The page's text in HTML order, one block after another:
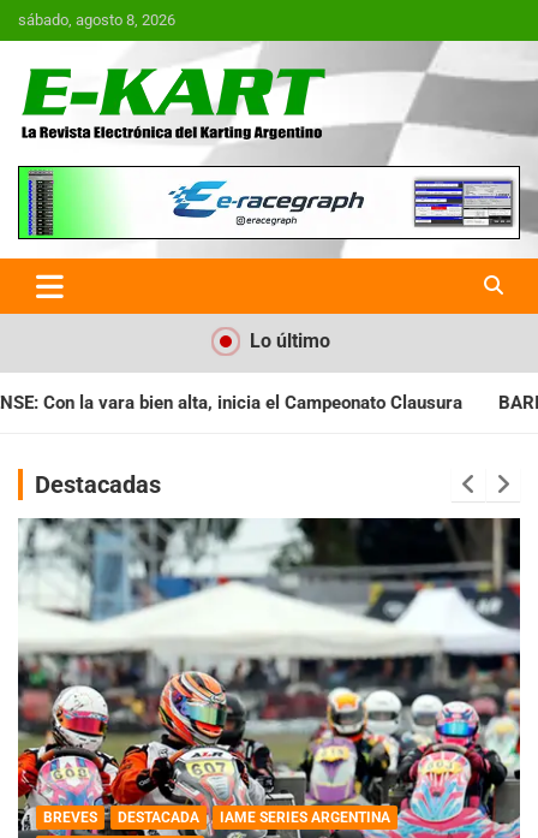
Saltar
al
sábado, agosto 8, 2026
E-Kart.com.ar | La Revista
Electrónica del Karting en
Argentina
Lo último
el Campeonato Clausura BARILOCHENSE: Preparan una
Destacadas
BREVES DESTACADA
IAME SERIES ARGENTINA